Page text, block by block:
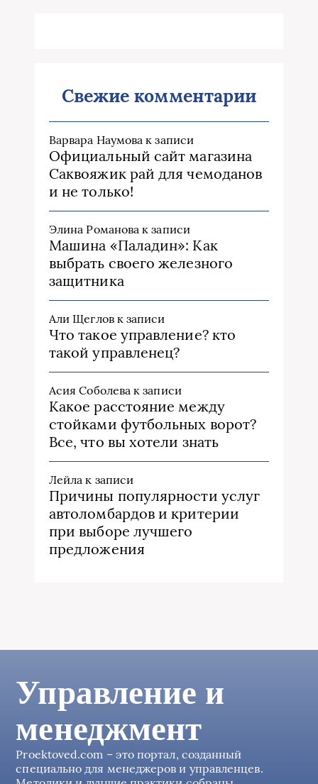
Свежие комментарии
Варвара Наумова к записи
Официальный сайт магазина
Саквояжик рай для чемоданов
и не только!
Элина Романова к записи
Машина «Паладин»: Как
выбрать своего железного
защитника
Али Щегловк записи
Что такое управление? кто
такой управленец?
Асия Соболева к записи
Какое расстояние между
стойками футбольных ворот?
Все, что вы хотели знать
Лейла к записи
Причины популярности услуг
автоломбардов и критерии
при выборе лучшего
предложения
Управление и
менеджмент
Proektoved.com – это портал, созданный
специально для менеджеров и управленцев.